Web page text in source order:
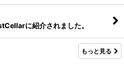
に紹介されました。
もっと見る